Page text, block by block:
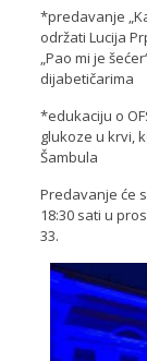
*predavanje
održati Lucija
„Pao mi je
dijabetičarima
*edukaciju o
glukoze u krvi,
Šambula
Predavanje će
18:30 sati u
33.